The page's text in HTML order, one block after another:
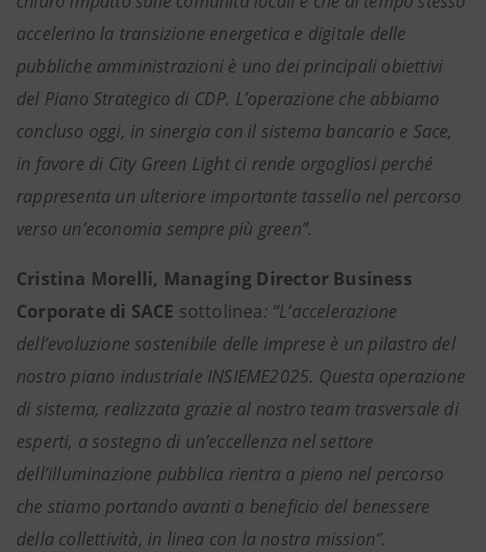
accelerino la transizione energetica e digitale delle
pubbliche amministrazioni è uno dei principali obiettivi
del Piano Strategico di CDP. L’operazione che abbiamo
concluso oggi, in sinergia con il sistema bancario e Sace,
in favore di City Green Light ci rende orgogliosi perché
rappresenta un ulteriore importante tassello nel percorso
verso un’economia sempre più green”.
Cristina Morelli, Managing Director Business
Corporate di SACE sottolinea: “L’accelerazione
dell’evoluzione sostenibile delle imprese è un pilastro del
nostro piano industriale INSIEME2025. Questa operazione
di sistema, realizzata grazie al nostro team trasversale di
esperti, a sostegno di un’eccellenza nel settore
dell’illuminazione pubblica rientra a pieno nel percorso
che stiamo portando avanti a beneficio del benessere
della collettività, in linea con la nostra mission”.